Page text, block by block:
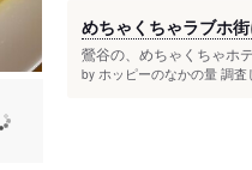
めちゃくちゃラブホ
鶯谷の、めちゃくちゃホ
by ホッピーのなかの量 調査